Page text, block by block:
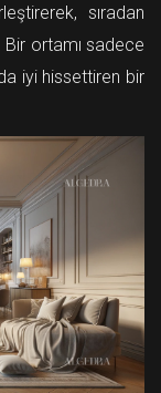
sıradan
Bir ortamı sadece
iyi hissettiren bir